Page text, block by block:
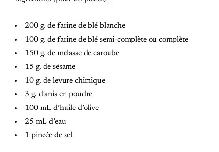
200 g. de farine de blé blanche
100 g. de farine de blé semi-complète ou complète
150 g. de mélasse de caroube
15 g. de sésame
10 g. de levure chimique
3 g. d’anis en poudre
100 mL d’huile d’olive
25 mL d’eau
1 pincée de sel